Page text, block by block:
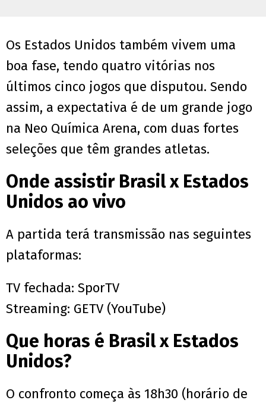
Os Estados Unidos também vivem uma
boa fase, tendo quatro vitórias nos
últimos cinco jogos que disputou. Sendo
assim, a expectativa é de um grande jogo
na Neo Química Arena, com duas fortes
seleções que têm grandes atletas.
Onde assistir Brasil x Estados
Unidos ao vivo
A partida terá transmissão nas seguintes
plataformas:
TV fechada: SporTV
Streaming: GETV (YouTube)
Que horas é Brasil x Estados
Unidos?
O confronto começa às 18h30 (horário de